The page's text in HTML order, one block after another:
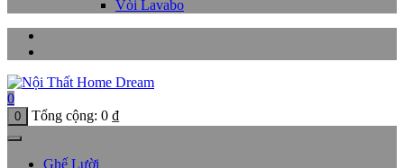
Vòi Lavabo
0
0 Tổng cộng: 0 ₫
Ghế Lười